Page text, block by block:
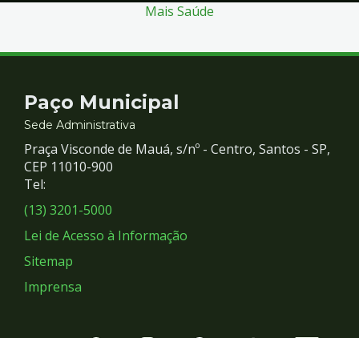
Mais Saúde
Contato
e
Redes
Sociais
Paço Municipal
Sede Administrativa
Praça Visconde de Mauá, s/nº - Centro, Santos - SP,
CEP 11010-900
Tel:
(13) 3201-5000
Lei de Acesso à Informação
Sitemap
Imprensa